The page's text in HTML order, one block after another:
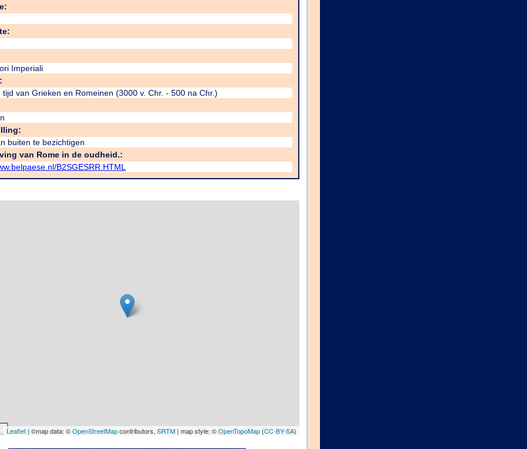
Imperiali
tijd van Grieken en Romeinen (3000 v. Chr. - 500 na Chr.)
buiten te bezichtigen
van Rome in de oudheid.:
B2SGESRR.HTML
Leaflet | ©map data: ©OpenStreetMapcontributors, SRTM | map style: ©OpenTopoMap (CC-BY-SA)